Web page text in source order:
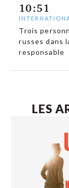
10:51
Trois
russes dans
responsable
LES